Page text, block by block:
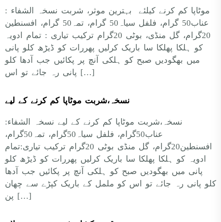
موٹاپا کم کرنے کیلئے بہترین موثر، شربت نسخہ الشفاء :
عناب50 گرام، فلفل سیاہ50 گرام، تمہ50 گرام، افسنطین
20گرام، گل منڈی، بوٹی 20گرام ترکیب تیاری : تمام ادویہ
کو ہلکا پھلکا سا باریک کرلیں پھررات کو ڈیڑھ کلو پانی
میں بھگودیں صبح کو ہلکی آنچ پر پکائیں جب آدھا کلو
پانی رہ جائے تو اس […]
نسخہ،شربت موٹاپا کم کرنے کے لیے
نسخہ،شربت موٹاپا کم کرنے کے لیے نسخہ الشفاء:
عناب50گرام، فلفل سیاہ50گرام، تمہ50گرام،
افسنطین20گرام، گل منڈی بوٹی 20گرام ترکیب تیاری:تمام
ادویہ کو ہلکا پھلکا سا باریک کرلیں پھررات کو ڈیڑھ کلو
پانی میں بھگودیں صبح کو ہلکی آنچ پر پکائیں جب آدھا
کلو پانی رہ جائے تو اس کو ململ کے باریک کپڑے سے چھان
پن […]